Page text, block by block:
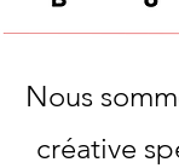
Nous
créative